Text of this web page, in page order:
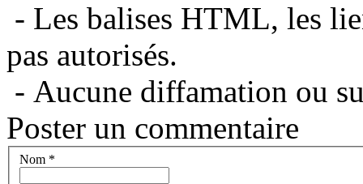
- Les balises HTML, les
pas autorisés.
- Aucune diffamation ou
Poster un commentaire
Nom *